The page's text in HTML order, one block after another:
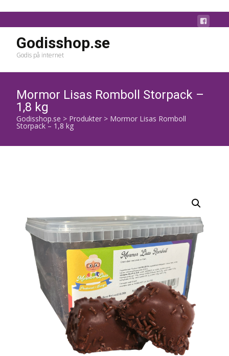
Godisshop.se
Godis på internet
Mormor Lisas Romboll Storpack –
1,8 kg
Godisshop.se > Produkter > Mormor Lisas Romboll
Storpack – 1,8 kg